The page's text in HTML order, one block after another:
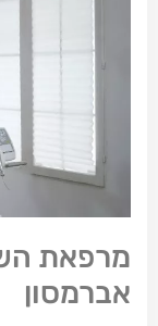
מרפאת
אברמסון